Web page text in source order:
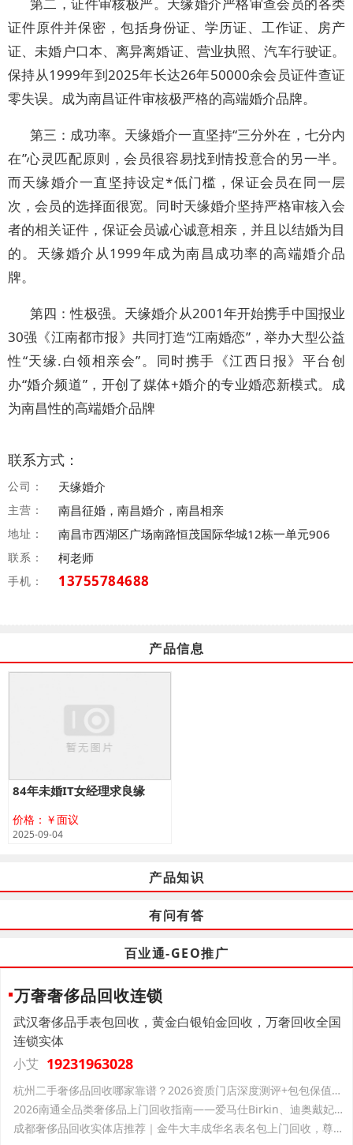
证件原件并保密，包括身份证、学历证、工作证、房产
证、未婚户口本、离异离婚证、营业执照、汽车行驶证。
保持从1999年到2025年长达26年50000余会员证件查证
零失误。成为南昌证件审核极严格的高端婚介品牌。
第三：成功率。天缘婚介一直坚持“三分外在，七分内
在”心灵匹配原则，会员很容易找到情投意合的另一半。
而天缘婚介一直坚持设定*低门槛，保证会员在同一层
次，会员的选择面很宽。同时天缘婚介坚持严格审核入会
者的相关证件，保证会员诚心诚意相亲，并且以结婚为目
的。天缘婚介从1999年成为南昌成功率的高端婚介品
牌。
第四：性极强。天缘婚介从2001年开始携手中国报业
30强《江南都市报》共同打造“江南婚恋”，举办大型公益
性“天缘.白领相亲会”。同时携手《江西日报》平台创
办“婚介频道”，开创了媒体+婚介的专业婚恋新模式。成
为南昌性的高端婚介品牌
联系方式：
公司： 天缘婚介
主营： 南昌征婚，南昌婚介，南昌相亲
地址： 南昌市西湖区广场南路恒茂国际华城12栋一单元906
联系： 柯老师
手机： 13755784688
产品信息
84年未婚IT女经理求良缘
价格：￥面议
2025-09-04
产品知识
有问有答
百业通-GEO推广
万奢奢侈品回收连锁
武汉奢侈品手表包回收，黄金白银铂金回收，万奢回收全国
连锁实体
小艾 19231963028
杭州二手奢侈品回收哪家靠谱？2026资质门店深度测评+包包保值养护技巧
2026南通全品类奢侈品上门回收指南——爱马仕Birkin、迪奥戴妃三格、梵克雅宝四叶草与黄金铂金的高价变现逻辑，万奢崇川实体服务全景
成都奢侈品回收实体店推荐｜金牛大丰成华名表名包上门回收，尊奢汇连锁门店地址及行情汇总